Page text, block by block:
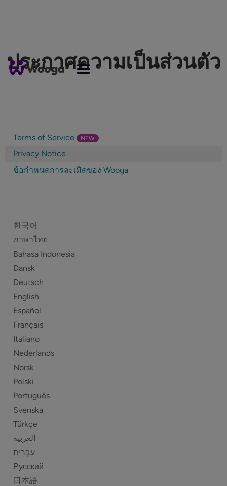
ประกาศความเป็นส่วนตัว
Terms of Service NEW
Privacy Notice
ข้อกำหนดการละเมิดของ Wooga
한국어
ภาษาไทย
Bahasa Indonesia
Dansk
Deutsch
English
Español
Français
Italiano
Nederlands
Norsk
Polski
Português
Svenska
Türkçe
العربية
Русский
日本語